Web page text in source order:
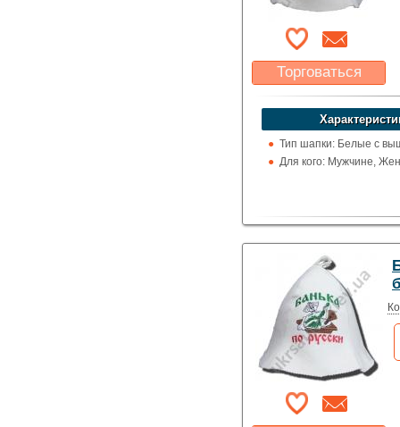
Торговаться
Какая цена Вас
устроит?
Указать цену
Тип шапки: Белые с
Для кого: Мужчине,